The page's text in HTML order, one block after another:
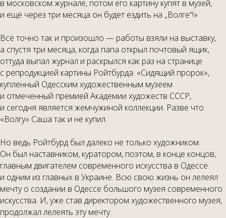
в московском журнале, потом его картину купят в музей,
и ещё через три месяца он будет ездить на „Волге“!»
Всё точно так и произошло — работы взяли на выставку,
а спустя три месяца, когда папа открыл почтовый ящик,
оттуда выпал журнал и раскрылся как раз на странице
с репродукцией картины Ройтбурда. «Сидящий пророк»,
купленный Одесским художественным музеем
и отмеченный премией Академии художеств СССР,
и сегодня является жемчужиной коллекции. Разве что
«Волгу» Саша так и не купил.
Но ведь Ройтбурд был далеко не только художником.
Он был наставником, куратором, поэтом, в конце концов,
главным двигателем современного искусства в Одессе
и одним из главных в Украине. Всю свою жизнь он лелеял
мечту о создании в Одессе большого музея современного
искусства. И, уже став директором художественного музея,
продолжал лелеять эту мечту.